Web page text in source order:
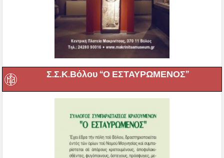
Σ.Σ.Κ.Βόλου “Ο ΕΣΤΑΥΡΩΜΕΝΟΣ”